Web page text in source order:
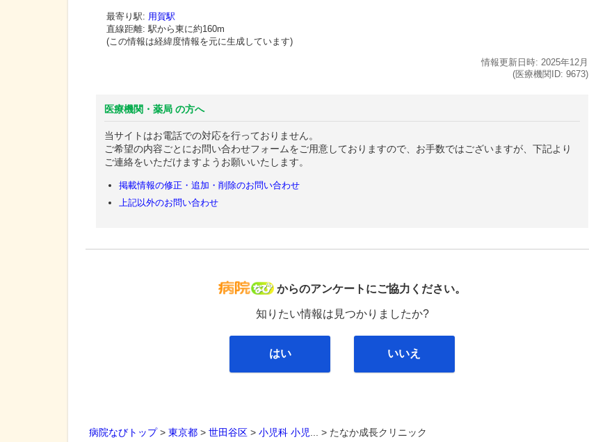
最寄り駅: 用賀駅
直線距離: 駅から東に約160m
(この情報は経緯度情報を元に生成しています)
情報更新日時: 2025年12月
(医療機関ID: 9673)
医療機関・薬局 の方へ
当サイトはお電話での対応を行っておりません。
ご希望の内容ごとにお問い合わせフォームをご用意しておりますので、お手数ではございますが、下記より
ご連絡をいただけますようお願いいたします。
掲載情報の修正・追加・削除のお問い合わせ
上記以外のお問い合わせ
病院なび
からのアンケートにご協力ください。
知りたい情報は見つかりましたか?
はい いいえ
病院なびトップ> 東京都 > 世田谷区 > 小児科 小児... > たなか成長クリニック